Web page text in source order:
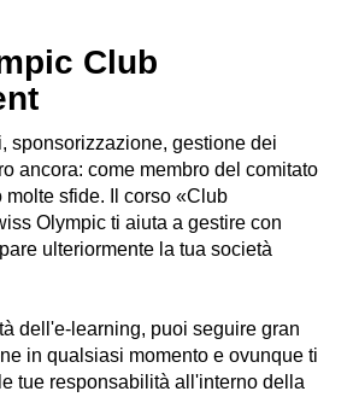
Club
sponsorizzazione, gestione dei
ancora: come membro del comitato
molte sfide. Il corso «Club
Olympic ti aiuta a gestire con
ulteriormente la tua società
dell'e-learning, puoi seguire gran
in qualsiasi momento e ovunque ti
tue responsabilità all'interno della